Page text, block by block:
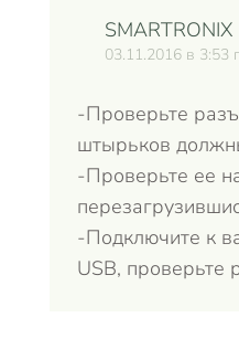
SMARTRONIX
03.11.2016 в 3:53
-Проверьте
штырьков
-Проверьте ее
-Подключите к
USB, проверьте